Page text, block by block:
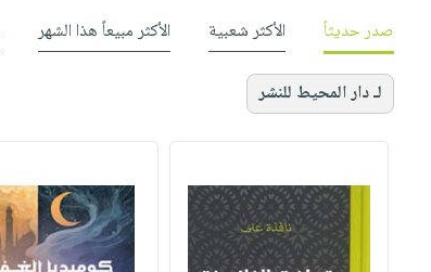
صدر حديثاً الأكثر شعبية الأكثر مبيعاً هذا الشهر
لـ دار المحيط للنشر